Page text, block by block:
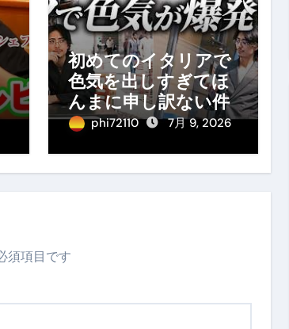
初めてのイタリアで
色気を出しすぎてほ
んまに申し訳ない件
phi72110 7月 9, 2026
須項目です